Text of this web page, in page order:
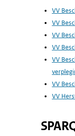
VV
VV
VV
VV
VV
VV
VV